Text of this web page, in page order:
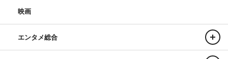
映画
エンタメ総合